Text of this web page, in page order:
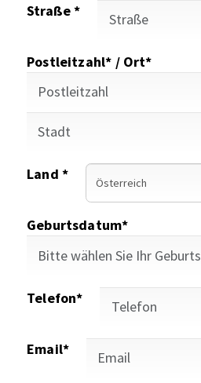
Straße *
Postleitzahl* / Ort*
Land *
Geburtsdatum*
Telefon*
Email*